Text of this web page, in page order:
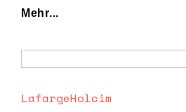
Mehr...
LafargeHolcim